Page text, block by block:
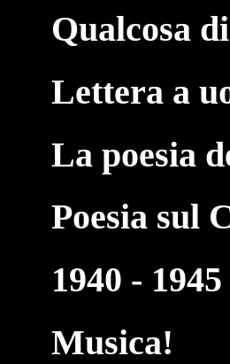
Qualcosa
Lettera a
La poesia
Poesia sul
1940 - 1945
Musica!